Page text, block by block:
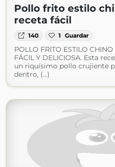
Pollo frito estilo
receta fácil
140 1 Guardar
POLLO FRITO ESTILO
FÁCIL Y DELICIOSA. Esta
un riquísimo pollo crujiente
dentro, (...)